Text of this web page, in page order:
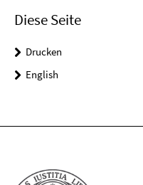
Diese Seite
Drucken
English